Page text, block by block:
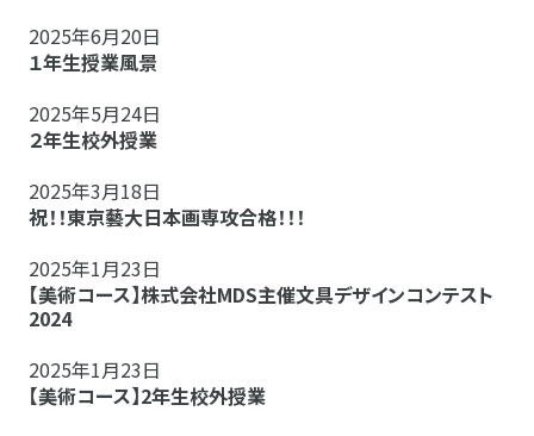
2025年6月20日
１年生授業風景
2025年5月24日
２年生校外授業
2025年3月18日
祝！！東京藝大日本画専攻合格！！！
2025年1月23日
【美術コース】株式会社MDS主催文具デザインコンテスト
2024
2025年1月23日
【美術コース】2年生校外授業